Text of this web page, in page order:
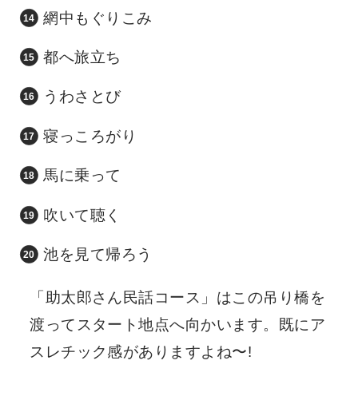
網中もぐりこみ
都へ旅立ち
うわさとび
寝っころがり
馬に乗って
吹いて聴く
池を見て帰ろう
「助太郎さん民話コース」はこの吊り橋を
渡ってスタート地点へ向かいます。既にア
スレチック感がありますよね〜!